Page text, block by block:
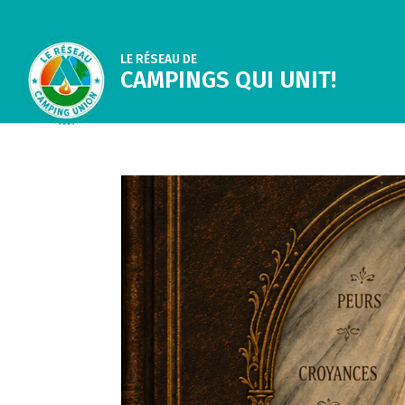
LE RÉSEAU DE
CAMPINGS QUI UNIT!